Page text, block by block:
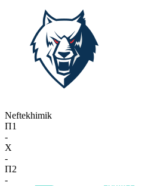
Neftekhimik
П1
-
X
-
П2
-